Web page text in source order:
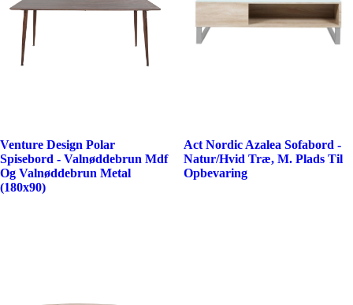
Venture Design Polar
Spisebord - Valnøddebrun Mdf
Og Valnøddebrun Metal
(180x90)
Act Nordic Azalea Sofabord -
Natur/Hvid Træ, M. Plads Til
Opbevaring